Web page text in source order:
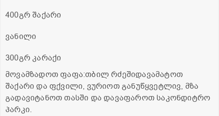
400გრ შაქარი
ვანილი
300გრ კარაქი
მოვამზადოთ ფაფა:თბილ რძეშიდავამატოთ
შაქარი და ფქვილი, ვურიოთ განუწყვეტლივ, მზა
გადავიტანოთ თასში და დავაფაროთ საკონდიტრო
პარკი.